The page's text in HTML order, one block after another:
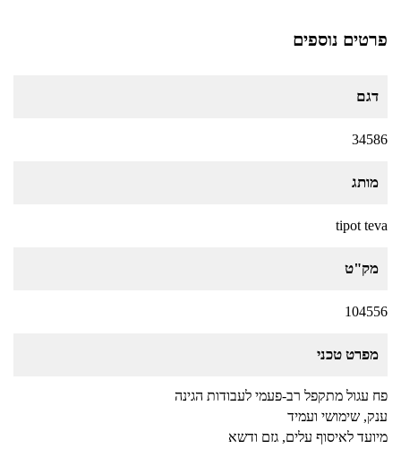
פרטים נוספים
דגם
34586
מותג
tipot teva
מק"ט
104556
מפרט טכני
פח עגול מתקפל רב-פעמי לעבודות הגינה
ענק, שימושי ועמיד
מיועד לאיסוף עלים, גזם ודשא